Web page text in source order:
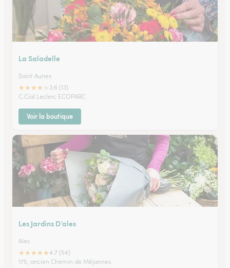
La Saladelle
Saint Aunes
★★★★
3.6 (13)
C.Cial Leclerc ECOPARC
Voir la boutique
Les Jardins D’ales
Ales
★★★★★4.7 (54)
175, ancien Chemin de Méjannes